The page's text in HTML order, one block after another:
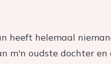
heeft helemaal
m'n oudste dochter